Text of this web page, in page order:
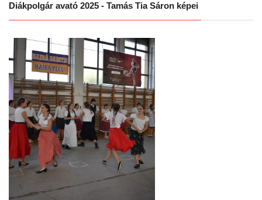
Diákpolgár avató 2025 - Tamás Tia Sáron képei